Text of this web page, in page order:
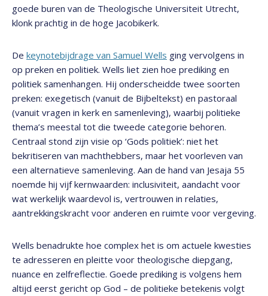
goede buren van de Theologische Universiteit Utrecht,
klonk prachtig in de hoge Jacobikerk.
De keynotebijdrage van Samuel Wells ging vervolgens in
op preken en politiek. Wells liet zien hoe prediking en
politiek samenhangen. Hij onderscheidde twee soorten
preken: exegetisch (vanuit de Bijbeltekst) en pastoraal
(vanuit vragen in kerk en samenleving), waarbij politieke
thema’s meestal tot die tweede categorie behoren.
Centraal stond zijn visie op ‘Gods politiek’: niet het
bekritiseren van machthebbers, maar het voorleven van
een alternatieve samenleving. Aan de hand van Jesaja 55
noemde hij vijf kernwaarden: inclusiviteit, aandacht voor
wat werkelijk waardevol is, vertrouwen in relaties,
aantrekkingskracht voor anderen en ruimte voor vergeving.
Wells benadrukte hoe complex het is om actuele kwesties
te adresseren en pleitte voor theologische diepgang,
nuance en zelfreflectie. Goede prediking is volgens hem
altijd eerst gericht op God – de politieke betekenis volgt